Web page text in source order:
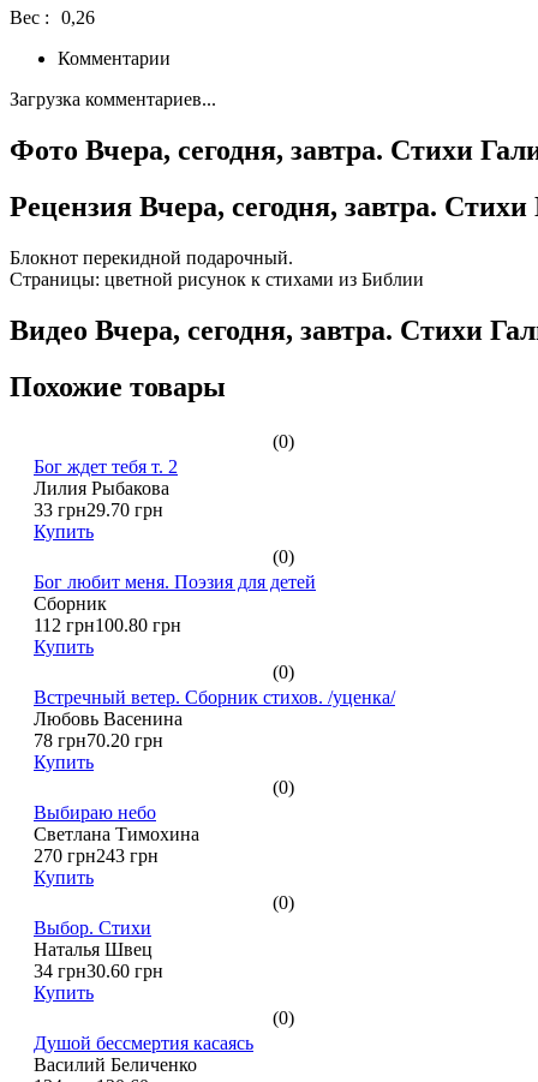
Вес :
0,26
Комментарии
Загрузка комментариев...
Фото Вчера, сегодня, завтра. Стихи
Рецензия Вчера, сегодня, завтра.
Блокнот перекидной подарочный.
Страницы: цветной рисунок к стихами из Библии
Видео Вчера, сегодня, завтра. Стихи
Похожие товары
(0)
Бог ждет тебя т. 2
Лилия Рыбакова
33 грн29.70 грн
Купить
(0)
Бог любит меня. Поэзия для детей
Сборник
112 грн100.80 грн
Купить
(0)
Встречный ветер. Сборник стихов. /уценка/
Любовь Васенина
78 грн70.20 грн
Купить
(0)
Выбираю небо
Светлана Тимохина
270 грн243 грн
Купить
(0)
Выбор. Стихи
Наталья Швец
34 грн30.60 грн
Купить
(0)
Душой бессмертия касаясь
Василий Беличенко